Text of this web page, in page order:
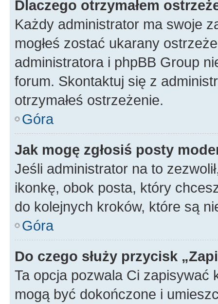
Dlaczego otrzymałem
Każdy administrator ma swoje
mogłeś zostać ukarany
administratora i phpBB Group
forum. Skontaktuj się z
otrzymałeś ostrzeżenie.
Góra
Jak mogę zgłosiś posty
Jeśli administrator na to
ikonkę, obok posta, który
do kolejnych kroków, które są
Góra
Do czego służy przycisk
Ta opcja pozwala Ci zapisywać
mogą być dokończone i